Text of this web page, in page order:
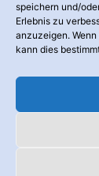
speichern und/
Erlebnis zu
anzuzeigen.
kann dies
Hinter
Transparenz
Kanal? Weil
Froximun Online-